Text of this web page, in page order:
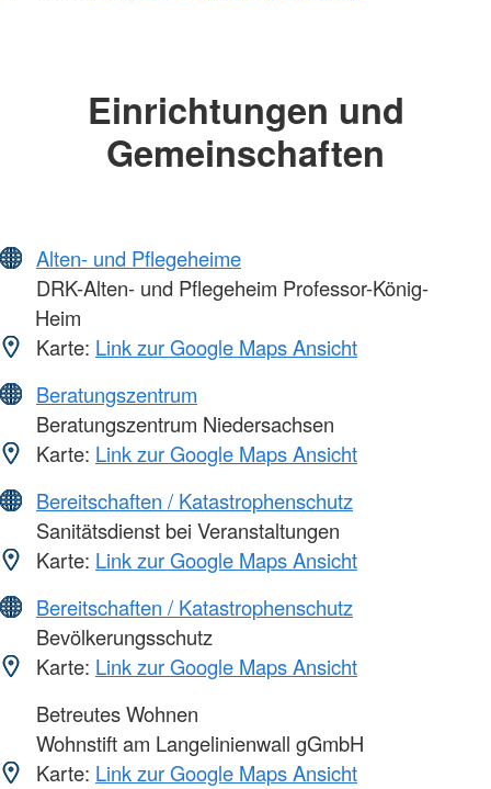
Einrichtungen und
Gemeinschaften
Alten- und Pflegeheime
DRK-Alten- und Pflegeheim Professor-König-
Heim
Karte: Link zur Google Maps Ansicht
Beratungszentrum
Beratungszentrum Niedersachsen
Karte: Link zur Google Maps Ansicht
Bereitschaften / Katastrophenschutz
Sanitätsdienst bei Veranstaltungen
Karte: Link zur Google Maps Ansicht
Bereitschaften / Katastrophenschutz
Bevölkerungsschutz
Karte: Link zur Google Maps Ansicht
Betreutes Wohnen
Wohnstift am Langelinienwall gGmbH
Karte: Link zur Google Maps Ansicht